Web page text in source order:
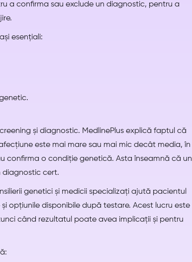
a confirma sau exclude un diagnostic, pentru a
esențiali:
și diagnostic. MedlinePlus explică faptul că
este mai mare sau mai mic decât media, în
confirma o condiție genetică. Asta înseamnă că un
diagnostic cert.
genetici și medicii specializați ajută pacientul
opțiunile disponibile după testare. Acest lucru este
când rezultatul poate avea implicații și pentru